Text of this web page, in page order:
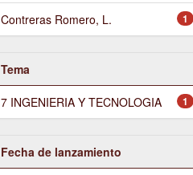
1
Contreras Romero, L.
Tema
1
7 INGENIERIA Y TECNOLOGIA
Fecha de lanzamiento